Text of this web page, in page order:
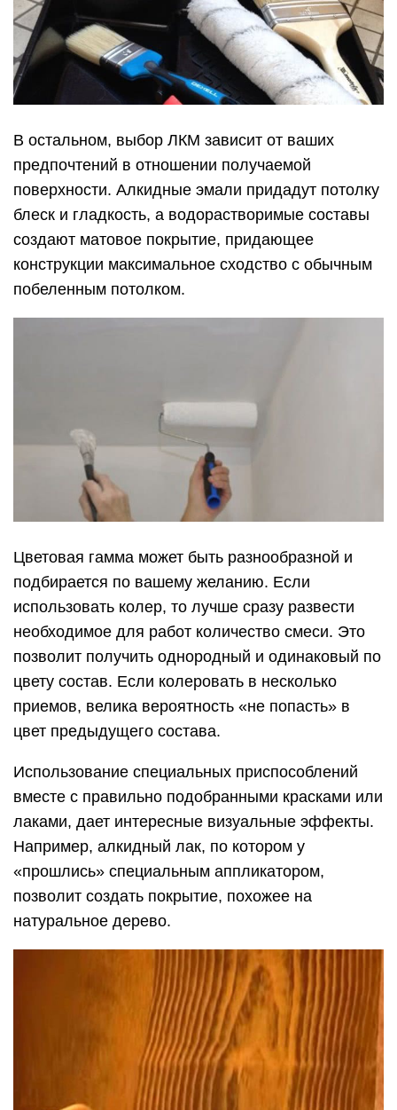
В остальном, выбор ЛКМ зависит от ваших
предпочтений в отношении получаемой
поверхности. Алкидные эмали придадут потолку
блеск и гладкость, а водорастворимые составы
создают матовое покрытие, придающее
конструкции максимальное сходство с обычным
побеленным потолком.
Цветовая гамма может быть разнообразной и
подбирается по вашему желанию. Если
использовать колер, то лучше сразу развести
необходимое для работ количество смеси. Это
позволит получить однородный и одинаковый по
цвету состав. Если колеровать в несколько
приемов, велика вероятность «не попасть» в
цвет предыдущего состава.
Использование специальных приспособлений
вместе с правильно подобранными красками или
лаками, дает интересные визуальные эффекты.
Например, алкидный лак, по котором у
«прошлись» специальным аппликатором,
позволит создать покрытие, похожее на
натуральное дерево.